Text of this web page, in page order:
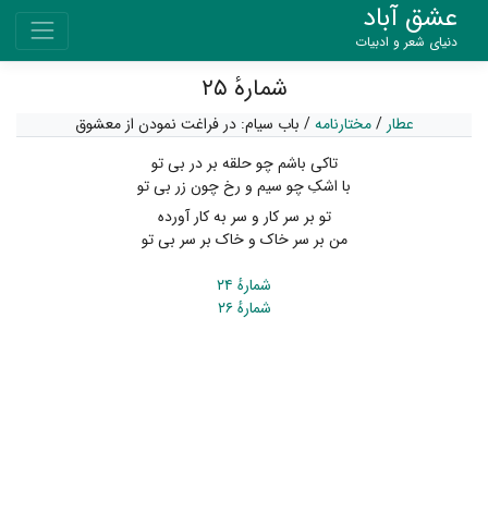
عشق آباد
دنیای شعر و ادبیات
شمارهٔ ۲۵
عطار /مختارنامه / باب سی‏ام: در فراغت نمودن از معشوق
تاکی باشم چو حلقه بر در بی تو
با اشکِ چو سیم و رخ چون زر بی تو
تو بر سر کار و سر به کار آورده
من بر سر خاک و خاک بر سر بی تو
شمارهٔ ۲۴
شمارهٔ ۲۶